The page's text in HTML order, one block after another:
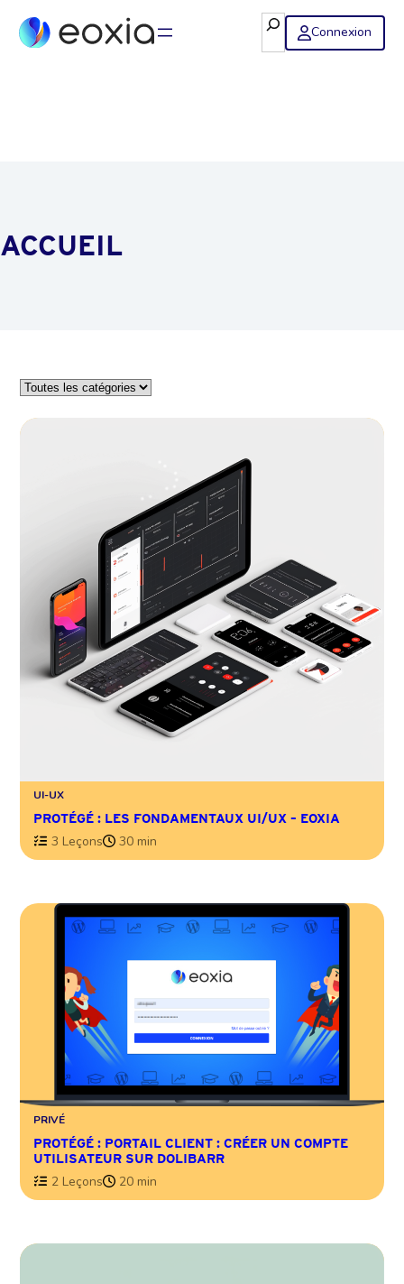
Rechercher
Connexion
ACCUEIL
UI-UX
PROTÉGÉ : LES FONDAMENTAUX UI/UX – EOXIA
3 Leçons 30 min
PRIVÉ
PROTÉGÉ : PORTAIL CLIENT : CRÉER UN COMPTE
UTILISATEUR SUR DOLIBARR
2 Leçons 20 min